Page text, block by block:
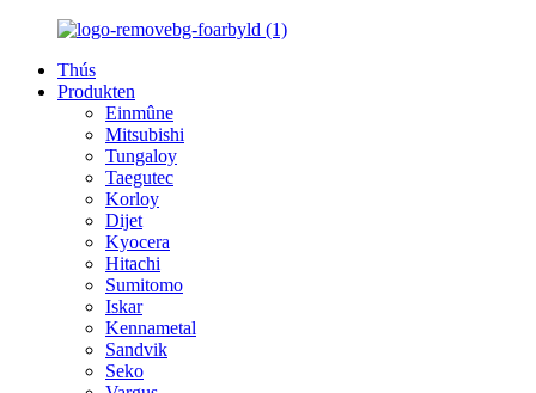
Thús
Produkten
Einmûne
Mitsubishi
Tungaloy
Taegutec
Korloy
Dijet
Kyocera
Hitachi
Sumitomo
Iskar
Kennametal
Sandvik
Seko